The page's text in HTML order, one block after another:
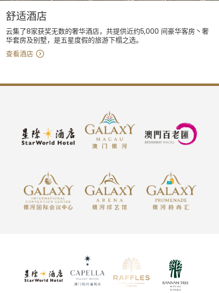
舒适酒店
云集了8家获奖无数的奢华酒店，共提供近约5,000 间豪华客房丶奢
华套房及别墅，是五星度假的旅游下榻之选。
查看酒店